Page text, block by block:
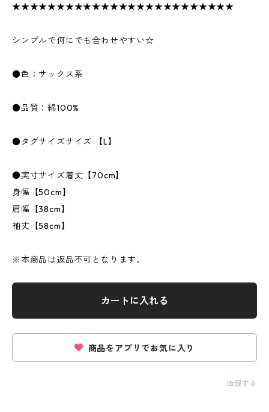
★★★★★★★★★★★★★★★★★★★★★★★★★
シンプルで何にでも合わせやすい☆
●色：サックス系
●品質：綿100%
●タグサイズサイズ 【L】
●実寸サイズ着丈【70cm】
身幅【50cm】
肩幅【38cm】
袖丈【58cm】
※本商品は返品不可となります。
カートに入れる
商品をアプリでお気に入り
通報する